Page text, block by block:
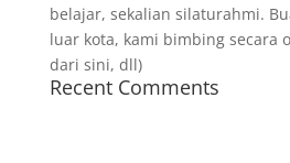
belajar, sekalian silaturahmi.
luar kota, kami bimbing secara
dari sini, dll)
Recent Comments